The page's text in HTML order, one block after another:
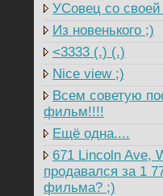
УСовец со
Из новенького ;)
<3333 (.) (.)
Nice view ;)
Всем советую
фильм!!!!
Ещё одна....
671 Lincoln Ave,
продавался за 1
фильма? ;)